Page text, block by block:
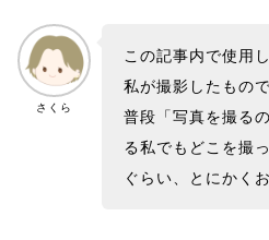
さくら
この記事内で使用
私が撮影したもので
普段「写真を撮る
る私でもどこを撮
ぐらい、とにかく